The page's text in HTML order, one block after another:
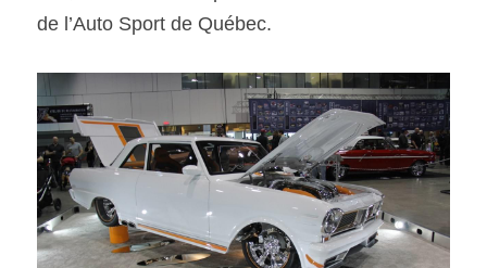
de l’Auto Sport de Québec.